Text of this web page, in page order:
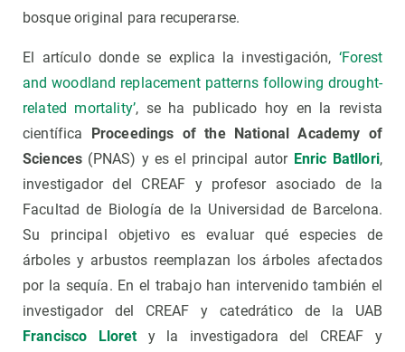
bosque original para recuperarse.
El artículo donde se explica la investigación, ‘Forest
and woodland replacement patterns following drought-
related mortality’, se ha publicado hoy en la revista
científica
Proceedings of the National Academy of
Sciences (PNAS) y es el principal autor Enric Batllori,
investigador del CREAF y profesor asociado de la
Facultad de Biología de la Universidad de Barcelona.
Su principal objetivo es evaluar qué especies de
árboles y arbustos reemplazan los árboles afectados
por la sequía. En el trabajo han intervenido también el
investigador del CREAF y catedrático de la UAB
Francisco Llorety la investigadora del CREAF y